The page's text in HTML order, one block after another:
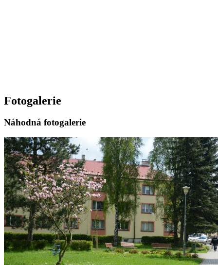
Fotogalerie
Náhodná fotogalerie